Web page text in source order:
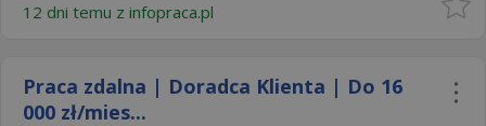
12 dni temu z infopraca.pl
Praca zdalna | Doradca Klienta | Do 16
000 zł/mies...